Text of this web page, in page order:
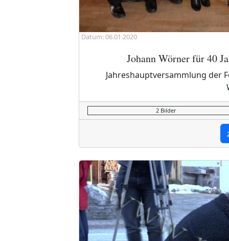
Datum: 06.01.2020
Johann Wörner für 40
Jahreshauptversammlung der
2 Bilder